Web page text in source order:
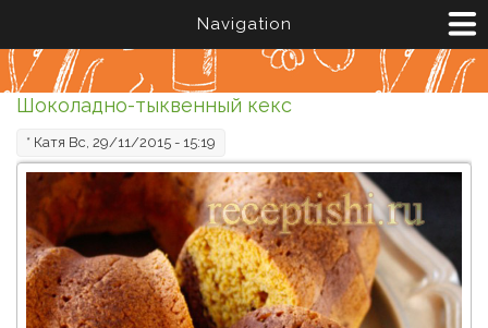
Navigation
Шоколадно-тыквенный кекс
* Катя Вс, 29/11/2015 - 15:19